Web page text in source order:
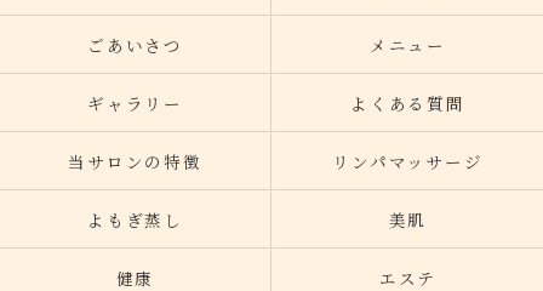
ごあいさつ メニュー
ギャラリー よくある質問
当サロンの特徴 リンパマッサージ
よもぎ蒸し 美肌
健康 エステ